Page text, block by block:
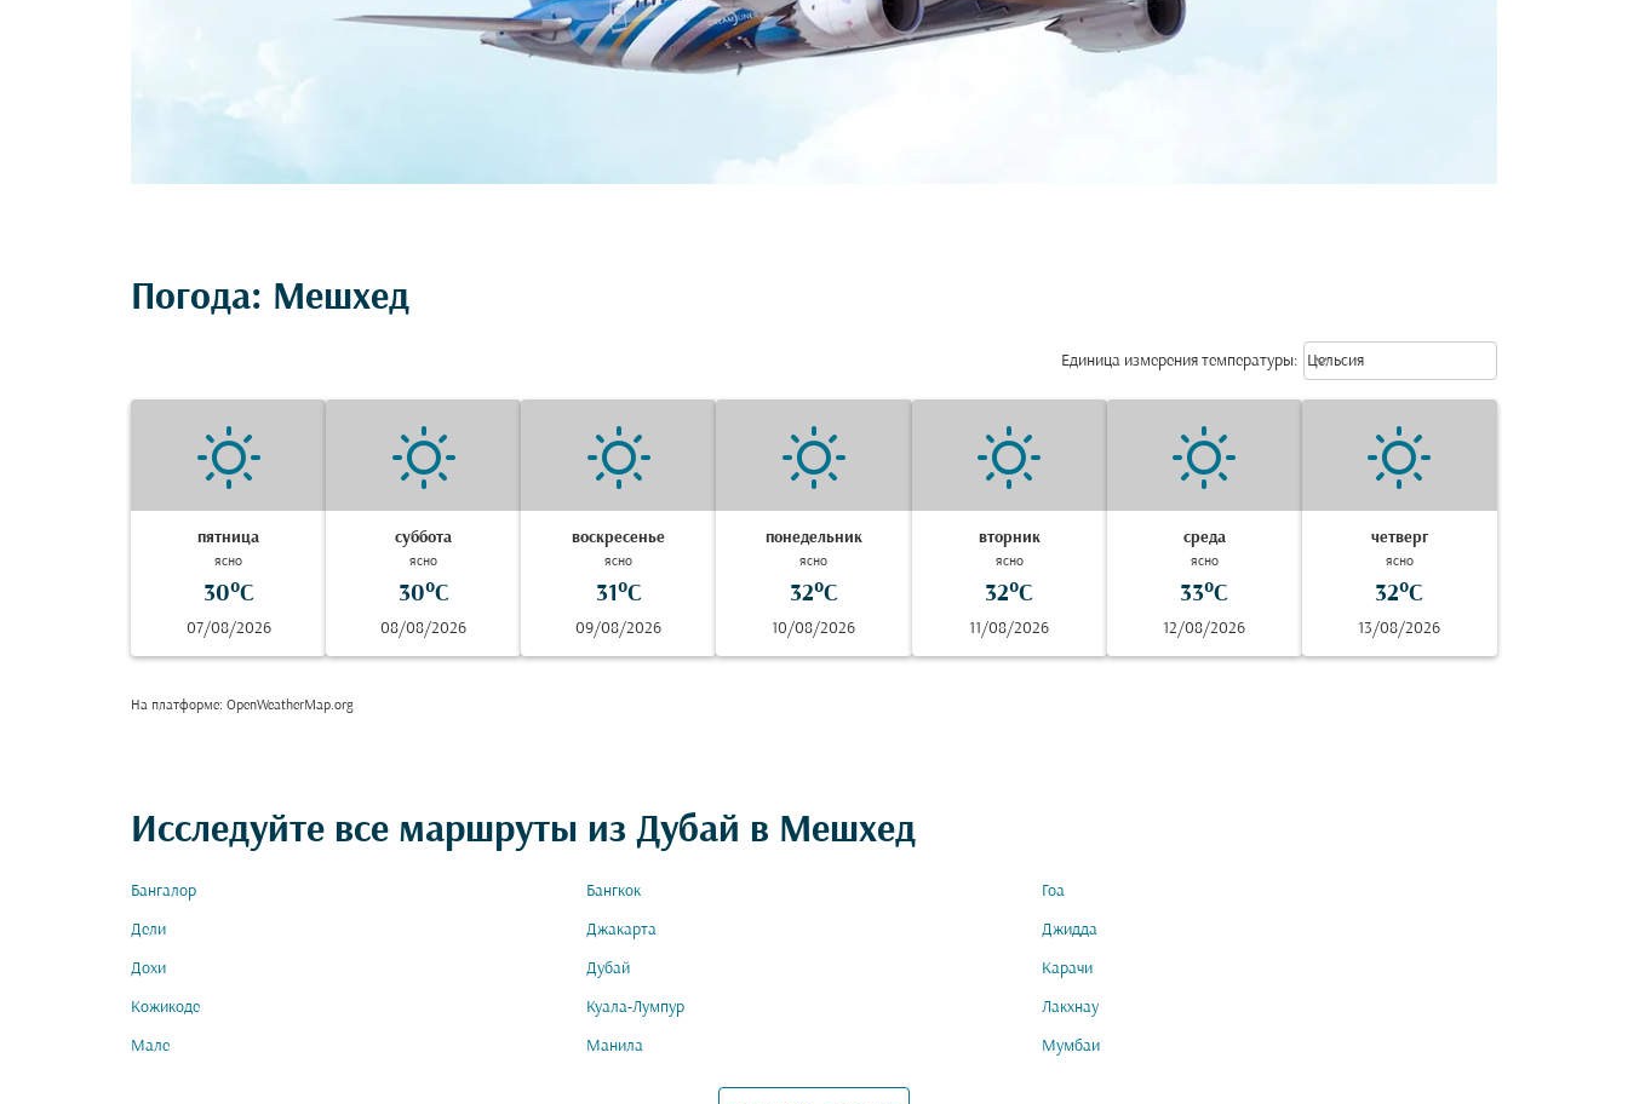
Погода: Мешхед
Единица измерения температуры: Weather unit option Цельсия
Цельсия
keyboard_arrow_down
пятница
ясно
30°C
07/08/2026
суббота
ясно
30°C
08/08/2026
воскресенье
ясно
31°C
09/08/2026
понедельник
ясно
32°C
10/08/2026
вторник
ясно
32°C
11/08/2026
среда
ясно
33°C
12/08/2026
четверг
ясно
32°C
13/08/2026
На платформе: OpenWeatherMap.org
Исследуйте все маршруты из Дубай в Мешхед
Бангалор Бангкок Гоа
Дели Джакарта Джидда
Дохи Дубай Карачи
Кожикоде Куала-Лумпур Лакхнау
Мале Манила Мумбаи